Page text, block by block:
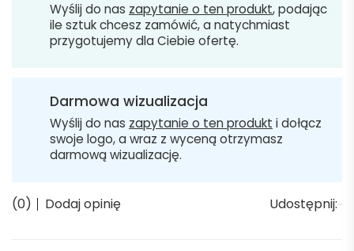
Wyślij do nas zapytanie o ten produkt, podając
ile sztuk chcesz zamówić, a natychmiast
przygotujemy dla Ciebie ofertę.
Darmowa wizualizacja
Wyślij do nas zapytanie o ten produkt i dołącz
swoje logo, a wraz z wyceną otrzymasz
darmową wizualizację.
(0) Dodaj opinię Udostępnij: